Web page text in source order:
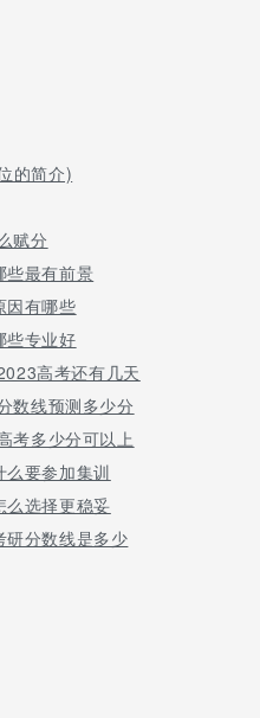
147分，外语143分，综合278
137分，外语145分，综合285
出在诸暨中学王雷捷同学高考
，物理100，化学100，生
人，新高考首个状元!
学，700分
同学，683分，数学满分
自呼市二中的翁楚彬：699分
：630分
的简介)
赋分
些最有前景
因有哪些
些专业好
高考还有几天
数线预测多少分
考多少分可以上
么要参加集训
么选择更稳妥
研分数线是多少